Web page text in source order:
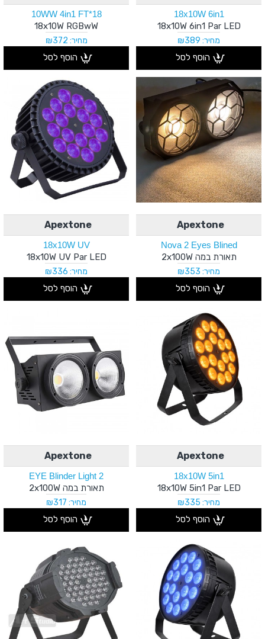
18x10W 6in1
18x10W 6in1 Par LED
מחיר: ₪389
הוסף לסל
18*10WW 4in1 FT
18x10W RGBwW
מחיר: ₪372
הוסף לסל
Apextone
Nova 2 Eyes Blined
תאורת במה 2x100W
מחיר: ₪353
הוסף לסל
Apextone
18x10W UV
18x10W UV Par LED
מחיר: ₪336
הוסף לסל
Apextone
18x10W 5in1
18x10W 5in1 Par LED
מחיר: ₪335
הוסף לסל
Apextone
2 EYE Blinder Light
תאורת במה 2x100W
מחיר: ₪317
הוסף לסל